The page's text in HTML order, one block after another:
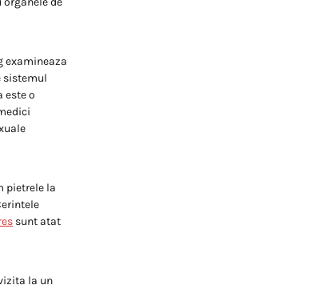
examineaza
sistemul
este o
pietrele la
sunt atat
la un